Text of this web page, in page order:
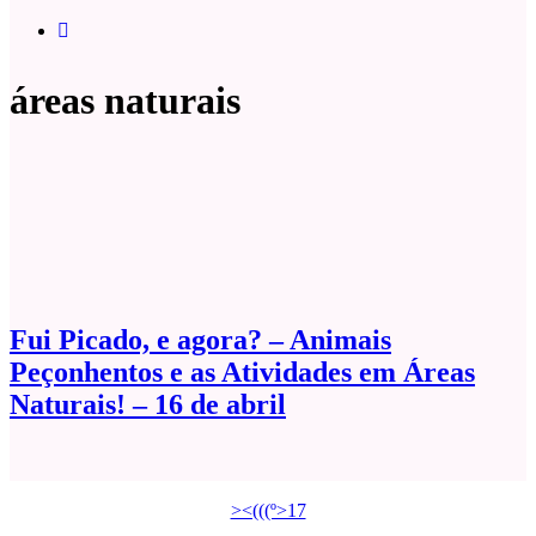
áreas naturais
Fui Picado, e agora? – Animais
Peçonhentos e as Atividades em Áreas
Naturais! – 16 de abril
><(((º>17